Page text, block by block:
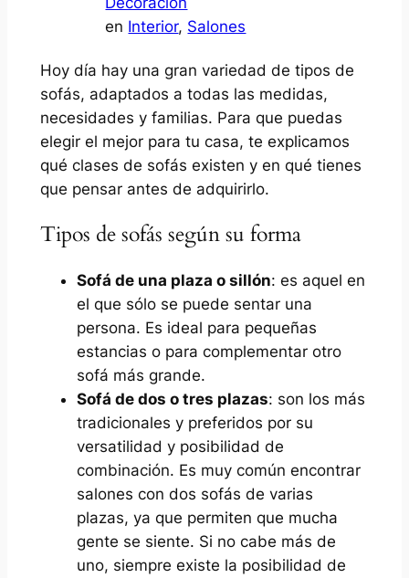
en Interior, Salones
Hoy día hay una gran variedad de tipos de
sofás, adaptados a todas las medidas,
necesidades y familias. Para que puedas
elegir el mejor para tu casa, te explicamos
qué clases de sofás existen y en qué tienes
que pensar antes de adquirirlo.
Tipos de sofás según su forma
Sofá de una plaza o sillón: es aquel en
el que sólo se puede sentar una
persona. Es ideal para pequeñas
estancias o para complementar otro
sofá más grande.
Sofá de dos o tres plazas: son los más
tradicionales y preferidos por su
versatilidad y posibilidad de
combinación. Es muy común encontrar
salones con dos sofás de varias
plazas, ya que permiten que mucha
gente se siente. Si no cabe más de
uno, siempre existe la posibilidad de